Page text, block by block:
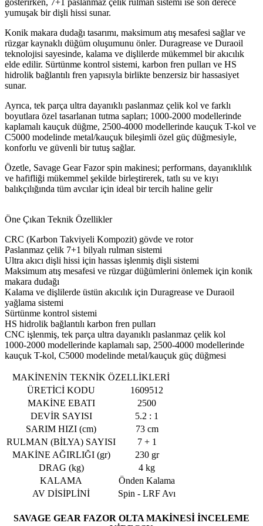
yumuşak bir dişli hissi sunar.
Konik makara dudağı tasarımı, maksimum atış mesafesi sağlar ve
rüzgar kaynaklı düğüm oluşumunu önler. Duragrease ve Duraoil
teknolojisi sayesinde, kalama ve dişlilerde mükemmel bir akıcılık
elde edilir. Sürtünme kontrol sistemi, karbon fren pulları ve HS
hidrolik bağlantılı fren yapısıyla birlikte benzersiz bir hassasiyet
sunar.
Ayrıca, tek parça ultra dayanıklı paslanmaz çelik kol ve farklı
boyutlara özel tasarlanan tutma sapları; 1000-2000 modellerinde
kaplamalı kauçuk düğme, 2500-4000 modellerinde kauçuk T-kol ve
C5000 modelinde metal/kauçuk bileşimli özel güç düğmesiyle,
konforlu ve güvenli bir tutuş sağlar.
Özetle, Savage Gear Fazor spin makinesi; performans, dayanıklılık
ve hafifliği mükemmel şekilde birleştirerek, tatlı su ve kıyı
balıkçılığında tüm avcılar için ideal bir tercih haline gelir
Öne Çıkan Teknik Özellikler
CRC (Karbon Takviyeli Kompozit) gövde ve rotor
Paslanmaz çelik 7+1 bilyalı rulman sistemi
Ultra akıcı dişli hissi için hassas işlenmiş dişli sistemi
Maksimum atış mesafesi ve rüzgar düğümlerini önlemek için konik
makara dudağı
Kalama ve dişlilerde üstün akıcılık için Duragrease ve Duraoil
yağlama sistemi
Sürtünme kontrol sistemi
HS hidrolik bağlantılı karbon fren pulları
CNC işlenmiş, tek parça ultra dayanıklı paslanmaz çelik kol
1000-2000 modellerinde kaplamalı sap, 2500-4000 modellerinde
kauçuk T-kol, C5000 modelinde metal/kauçuk güç düğmesi
MAKİNENİN TEKNİK ÖZELLİKLERİ
ÜRETİCİ KODU
1609512
MAKİNE EBATI
2500
DEVİR SAYISI
5.2 : 1
SARIM HIZI (cm)
73 cm
RULMAN (BİLYA) SAYISI
7 + 1
MAKİNE AĞIRLIĞI (gr)
230 gr
DRAG (kg)
4 kg
KALAMA
Önden Kalama
AV DİSİPLİNİ
Spin - LRF Avı
SAVAGE GEAR FAZOR OLTA MAKİNESİ İNCELEME